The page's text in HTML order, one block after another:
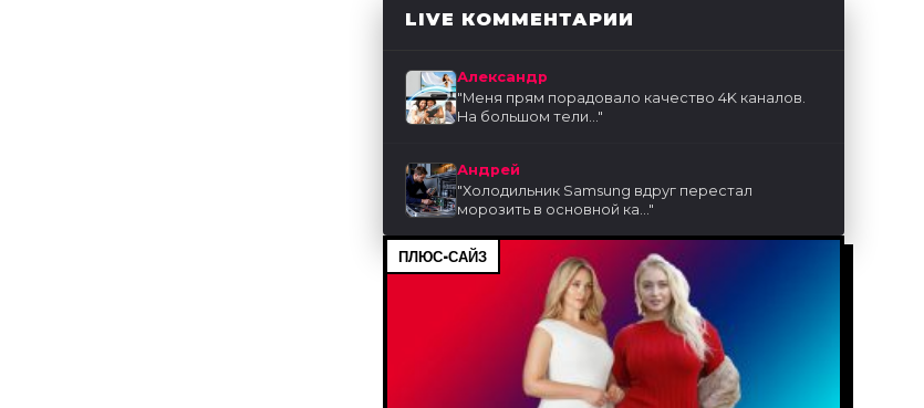
LIVE КОММЕНТАРИИ
Александр
"Меня прям порадовало качество 4K каналов.
На большом тели..."
Андрей
"Холодильник Samsung вдруг перестал
морозить в основной ка..."
ПЛЮС-САЙЗ